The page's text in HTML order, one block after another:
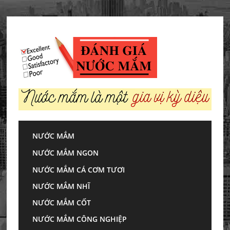
content
NƯỚC MẮM
NƯỚC MẮM NGON
NƯỚC MẮM CÁ CƠM TƯƠI
NƯỚC MẮM NHĨ
NƯỚC MẮM CỐT
NƯỚC MẮM CÔNG NGHIỆP
muối, ăn ít mặn cho người bị đột quỵ
Cách giảm lượng
muối, ăn ít mặn